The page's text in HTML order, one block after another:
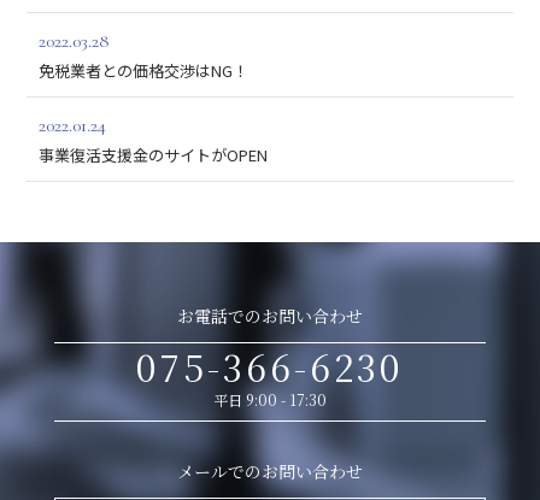
2022.03.28
免税業者との価格交渉はNG！
2022.01.24
事業復活支援金のサイトがOPEN
お電話でのお問い合わせ
075-366-6230
平日 9:00 - 17:30
メールでのお問い合わせ